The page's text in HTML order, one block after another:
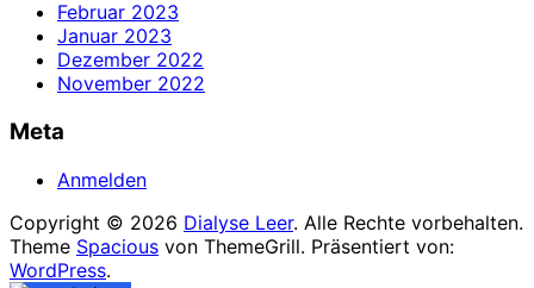
Februar 2023
Januar 2023
Dezember 2022
November 2022
Meta
Anmelden
Copyright © 2026 Dialyse Leer. Alle Rechte vorbehalten.
Theme Spacious von ThemeGrill. Präsentiert von:
WordPress.